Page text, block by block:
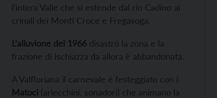
l’intera Valle che si estende dal rio Cadino ai
crinali dei Monti Croce e Fregasoga.
L’alluvione del 1966 disastrò la zona e la
frazione di Ischiazza da allora è abbandonata.
A Valfloriana il carnevale è festeggiato con i
Matoci (arlecchini, sonadori) che animano la